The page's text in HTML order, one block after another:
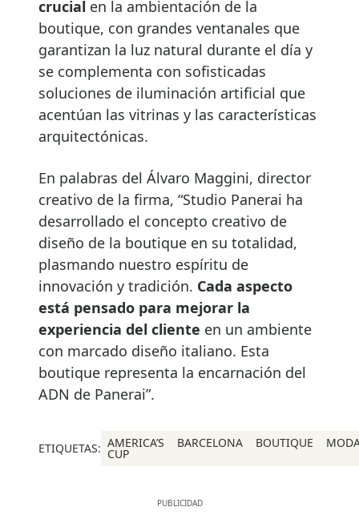
crucial en la ambientación de la
boutique, con grandes ventanales que
garantizan la luz natural durante el día y
se complementa con sofisticadas
soluciones de iluminación artificial que
acentúan las vitrinas y las características
arquitectónicas.
En palabras del Álvaro Maggini, director
creativo de la firma, “Studio Panerai ha
desarrollado el concepto creativo de
diseño de la boutique en su totalidad,
plasmando nuestro espíritu de
innovación y tradición. Cada aspecto
está pensado para mejorar la
experiencia del cliente en un ambiente
con marcado diseño italiano. Esta
boutique representa la encarnación del
ADN de Panerai”.
ETIQUETAS: AMERICA’S
CUP
BARCELONA BOUTIQUE